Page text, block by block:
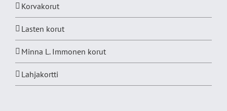
Korvakorut
Lasten korut
Minna L. Immonen korut
Lahjakortti